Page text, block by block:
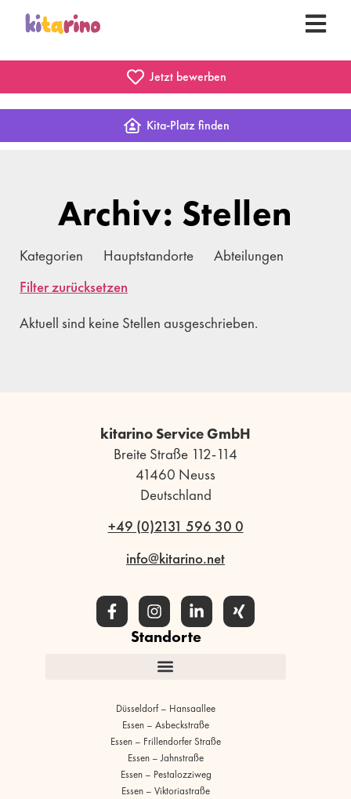
Jetzt bewerben
Kita-Platz finden
Archiv: Stellen
Kategorien Hauptstandorte
Abteilungen
Filter zurücksetzen
Aktuell sind keine Stellen ausgeschrieben.
kitarino Service GmbH
Breite Straße 112-114
41460 Neuss
Deutschland
+49 (0)2131 596 30 0
info@kitarino.net
Standorte
Düsseldorf – Hansaallee
Essen – Asbeckstraße
Essen – Frillendorfer Straße
Essen – Jahnstraße
Essen – Pestalozziweg
Essen – Viktoriastraße